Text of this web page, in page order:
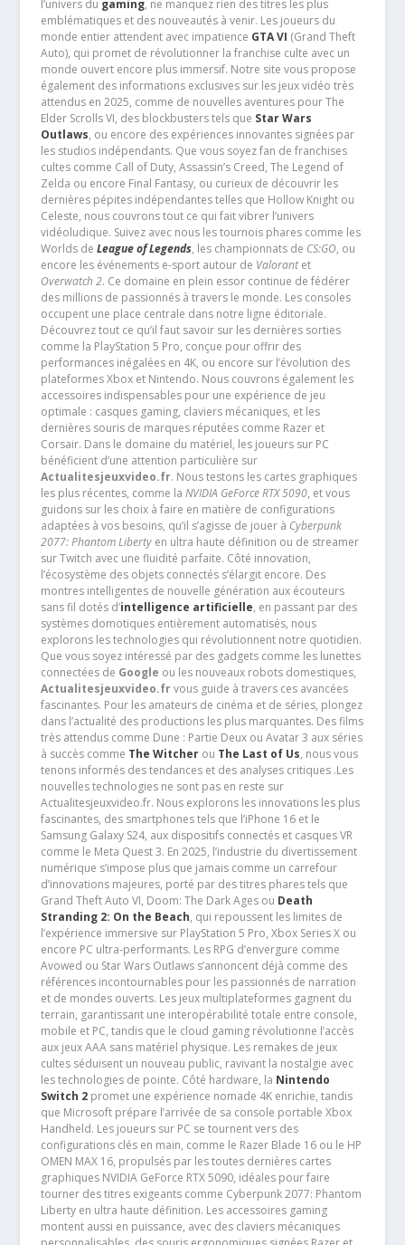
l’univers du gaming, ne manquez rien des titres les plus
emblématiques et des nouveautés à venir. Les joueurs du
monde entier attendent avec impatience GTA VI (Grand Theft
Auto), qui promet de révolutionner la franchise culte avec un
monde ouvert encore plus immersif. Notre site vous propose
également des informations exclusives sur les jeux vidéo très
attendus en 2025, comme de nouvelles aventures pour The
Elder Scrolls VI, des blockbusters tels que Star Wars
Outlaws, ou encore des expériences innovantes signées par
les studios indépendants. Que vous soyez fan de franchises
cultes comme Call of Duty, Assassin’s Creed, The Legend of
Zelda ou encore Final Fantasy, ou curieux de découvrir les
dernières pépites indépendantes telles que Hollow Knight ou
Celeste, nous couvrons tout ce qui fait vibrer l’univers
vidéoludique. Suivez avec nous les tournois phares comme les
Worlds de League of Legends, les championnats de CS:GO, ou
encore les événements e-sport autour de Valorantet
Overwatch 2. Ce domaine en plein essor continue de fédérer
des millions de passionnés à travers le monde. Les consoles
occupent une place centrale dans notre ligne éditoriale.
Découvrez tout ce qu’il faut savoir sur les dernières sorties
comme la PlayStation 5 Pro, conçue pour offrir des
performances inégalées en 4K, ou encore sur l’évolution des
plateformes Xbox et Nintendo. Nous couvrons également les
accessoires indispensables pour une expérience de jeu
optimale : casques gaming, claviers mécaniques, et les
dernières souris de marques réputées comme Razer et
Corsair. Dans le domaine du matériel, les joueurs sur PC
bénéficient d’une attention particulière sur
Actualitesjeuxvideo.fr. Nous testons les cartes graphiques
les plus récentes, comme la NVIDIA GeForce RTX 5090, et vous
guidons sur les choix à faire en matière de configurations
adaptées à vos besoins, qu’il s’agisse de jouer à Cyberpunk
2077: Phantom Libertyen ultra haute définition ou de streamer
sur Twitch avec une fluidité parfaite. Côté innovation,
l’écosystème des objets connectés s’élargit encore. Des
montres intelligentes de nouvelle génération aux écouteurs
sans fil dotés d’intelligence artificielle, en passant par des
systèmes domotiques entièrement automatisés, nous
explorons les technologies qui révolutionnent notre quotidien.
Que vous soyez intéressé par des gadgets comme les lunettes
connectées de Google ou les nouveaux robots domestiques,
Actualitesjeuxvideo.frvous guide à travers ces avancées
fascinantes. Pour les amateurs de cinéma et de séries, plongez
dans l’actualité des productions les plus marquantes. Des films
très attendus comme Dune : Partie Deux ou Avatar 3 aux séries
à succès comme The Witcherou The Last of Us, nous vous
tenons informés des tendances et des analyses critiques .Les
nouvelles technologies ne sont pas en reste sur
Actualitesjeuxvideo.fr. Nous explorons les innovations les plus
fascinantes, des smartphones tels que l’iPhone 16 et le
Samsung Galaxy S24, aux dispositifs connectés et casques VR
comme le Meta Quest 3. En 2025, l’industrie du divertissement
numérique s’impose plus que jamais comme un carrefour
d’innovations majeures, porté par des titres phares tels que
Grand Theft Auto VI, Doom: The Dark Ages ou Death
Stranding 2: On the Beach, qui repoussent les limites de
l’expérience immersive sur PlayStation 5 Pro, Xbox Series X ou
encore PC ultra-performants. Les RPG d’envergure comme
Avowed ou Star Wars Outlaws s’annoncent déjà comme des
références incontournables pour les passionnés de narration
et de mondes ouverts. Les jeux multiplateformes gagnent du
terrain, garantissant une interopérabilité totale entre console,
mobile et PC, tandis que le cloud gaming révolutionne l’accès
aux jeux AAA sans matériel physique. Les remakes de jeux
cultes séduisent un nouveau public, ravivant la nostalgie avec
les technologies de pointe. Côté hardware, la Nintendo
Switch 2promet une expérience nomade 4K enrichie, tandis
que Microsoft prépare l’arrivée de sa console portable Xbox
Handheld. Les joueurs sur PC se tournent vers des
configurations clés en main, comme le Razer Blade 16 ou le HP
OMEN MAX 16, propulsés par les toutes dernières cartes
graphiques NVIDIA GeForce RTX 5090, idéales pour faire
tourner des titres exigeants comme Cyberpunk 2077: Phantom
Liberty en ultra haute définition. Les accessoires gaming
montent aussi en puissance, avec des claviers mécaniques